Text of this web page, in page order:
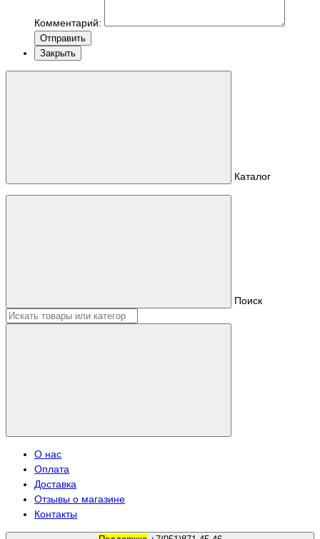
Комментарий:
Отправить
Закрыть
Каталог
Поиск
О нас
Оплата
Доставка
Отзывы о магазине
Контакты